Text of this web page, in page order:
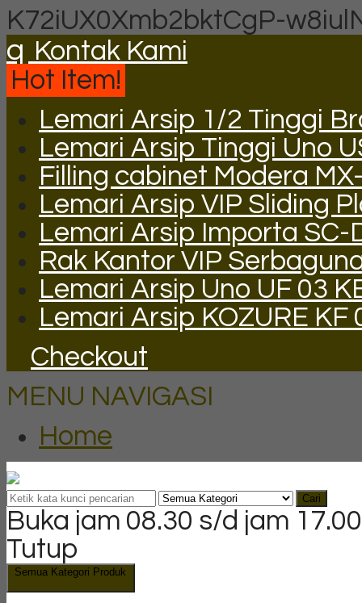
K72iUX0Xmb2bktCgP-
q Kontak Kami
Hot Item!
Lemari Arsip 1/2 Tinggi
Lemari Arsip Tinggi Uno
Filling cabinet Modera
Lemari Arsip VIP Sliding
Lemari Arsip Importa SC-
Rak Kantor VIP
Lemari Arsip Uno UF 03
Lemari Arsip KOZURE KF
Checkout
MENU NAVIGASI
Home
Cari
Buka jam 08.30 s/d jam
Tutup
Semua Kategori Produk